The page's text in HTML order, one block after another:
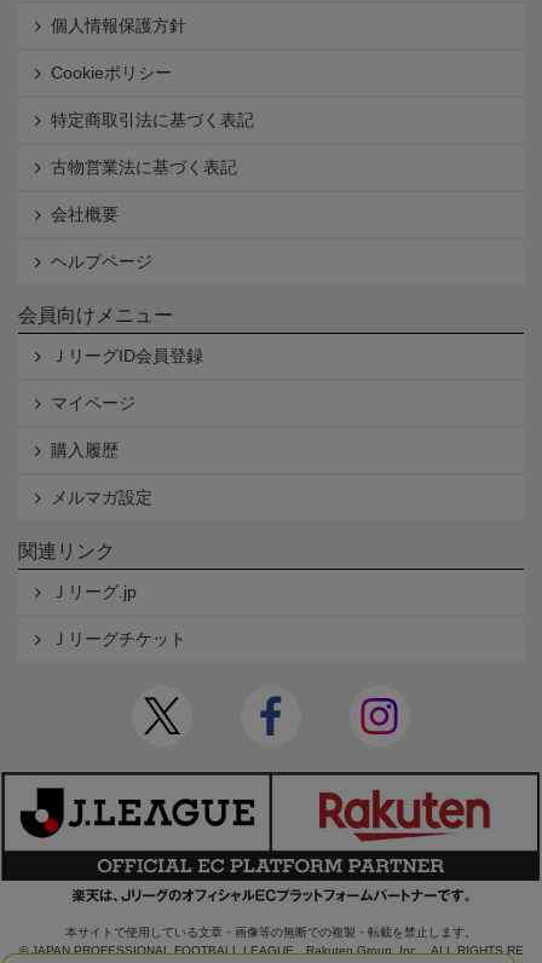
個人情報保護方針
Cookieポリシー
特定商取引法に基づく表記
古物営業法に基づく表記
会社概要
ヘルプページ
会員向けメニュー
ＪリーグID会員登録
マイページ
購入履歴
メルマガ設定
関連リンク
Ｊリーグ.jp
Ｊリーグチケット
本サイトで使用している文章・画像等の無断での複製・転載を禁止します。
© JAPAN PROFESSIONAL FOOTBALL LEAGUE Rakuten Group, Inc. ALL RIGHTS RE